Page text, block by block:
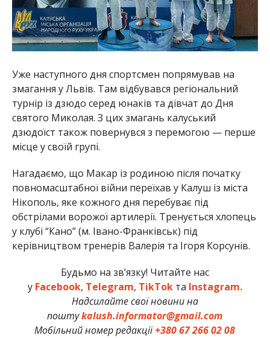
Уже наступного дня спортсмен попрямував на
змагання у Львів. Там відбувався регіональний
турнір із дзюдо серед юнаків та дівчат до Дня
святого Миколая. З цих змагань калуський
дзюдоїст також повернувся з перемогою — перше
місце у своїй групі.
Нагадаємо, що Макар із родиною після початку
повномасштабної війни переїхав у Калуш із міста
Нікополь, яке кожного дня перебуває під
обстрілами ворожої артилерії. Тренується хлопець
у клубі “Кано” (м. Івано-Франківськ) під
керівництвом тренерів Валерія та Ігоря Корсунів.
Будьмо на зв’язку! Читайте нас
у Facebook, Telegram, TikTokта Instagram.
Надсилайте свої новини на
поштуkalush.informator@gmail.com
Мобільний номер редакції+380 67 266 02 08